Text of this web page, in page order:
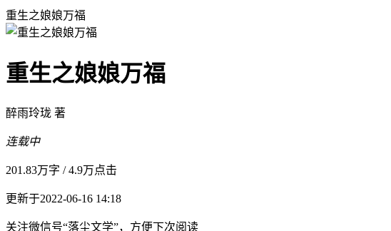
重生之娘娘万福
重生之娘娘万福
醉雨玲珑 著
连载中
201.83万字 /4.9万点击
更新于2022-06-16 14:18
关注微信号“落尘文学”，方便下次阅读